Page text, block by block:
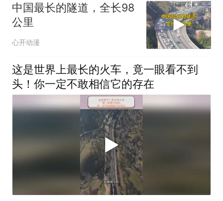
中国最长的隧道，全长98
公里
心开动漫
这是世界上最长的火车，竟一眼看不到
头！你一定不敢相信它的存在